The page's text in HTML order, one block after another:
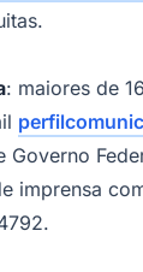
: maiores de
Governo
imprensa